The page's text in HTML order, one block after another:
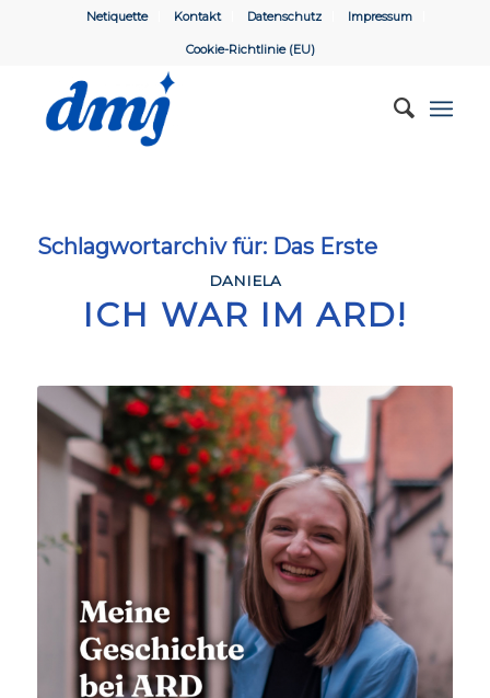
Netiquette Kontakt Datenschutz Impressum
Cookie-Richtlinie (EU)
Schlagwortarchiv für: Das Erste
DANIELA
ICH WAR IM ARD!